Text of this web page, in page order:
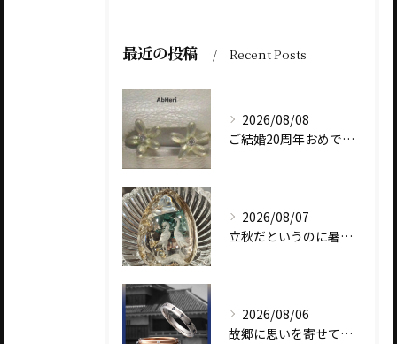
最近の投稿 Recent Posts
2026/08/08
ご結婚20周年おめでとうございます
2026/08/07
立秋だというのに暑いですね
2026/08/06
故郷に思いを寄せて～オリジナルブランド【Shinano(しな...